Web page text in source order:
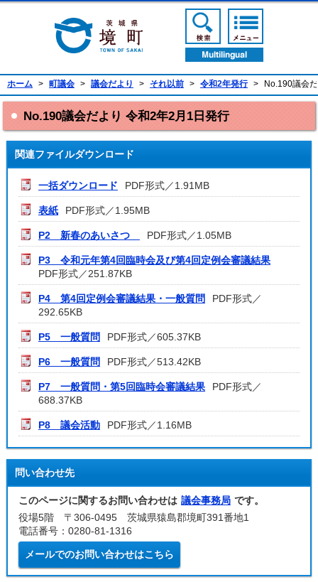
境町公式ホームページ検索ボタン
ホーム > 町議会 > 議会だより > それ以前 > 令和2年発行 > No.190議会
No.190議会だより 令和2年2月1日発行
関連ファイルダウンロード
一括ダウンロード PDF形式／1.91MB
表紙 PDF形式／1.95MB
P2 新春のあいさつ PDF形式／1.05MB
P3 令和元年第4回臨時会及び第4回定例会審議結果
PDF形式／251.87KB
P4 第4回定例会審議結果・一般質問
PDF形式／
292.65KB
P5 一般質問 PDF形式／605.37KB
P6 一般質問 PDF形式／513.42KB
P7 一般質問・第5回臨時会審議結果
PDF形式／
688.37KB
P8 議会活動 PDF形式／1.16MB
問い合わせ先
このページに関するお問い合わせは 議会事務局 です。
役場5階 〒306-0495 茨城県猿島郡境町391番地1
電話番号：0280-81-1316
メールでのお問い合わせはこちら